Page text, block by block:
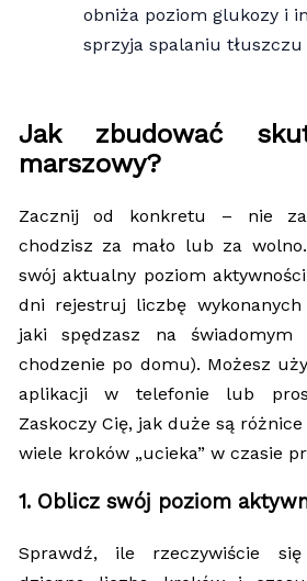
obniża poziom glukozy i
sprzyja spalaniu tłuszczu
Jak zbudować
marszowy?
Zacznij od konkretu – nie
chodzisz za mało lub za
swój aktualny poziom
dni rejestruj liczbę
jaki spędzasz na
chodzenie po domu). Możesz
aplikacji w telefonie lub
Zaskoczy Cię, jak duże są
wiele kroków „ucieka” w czasie
1. Oblicz swój poziom
Sprawdź, ile rzeczywiście